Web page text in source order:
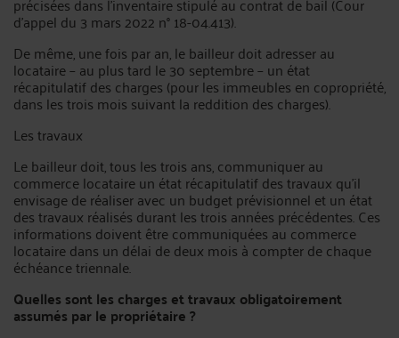
d’appel du 3 mars 2022 n° 18-04.413).
De même, une fois par an, le bailleur doit adresser au
locataire – au plus tard le 30 septembre – un état
récapitulatif des charges (pour les immeubles en copropriété,
dans les trois mois suivant la reddition des charges).
Les travaux
Le bailleur doit, tous les trois ans, communiquer au
commerce locataire un état récapitulatif des travaux qu’il
envisage de réaliser avec un budget prévisionnel et un état
des travaux réalisés durant les trois années précédentes. Ces
informations doivent être communiquées au commerce
locataire dans un délai de deux mois à compter de chaque
échéance triennale.
Quelles sont les charges et travaux obligatoirement
assumés par le propriétaire ?